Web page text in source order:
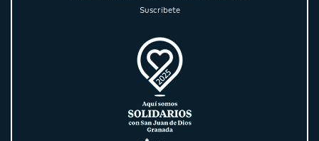
Suscríbete